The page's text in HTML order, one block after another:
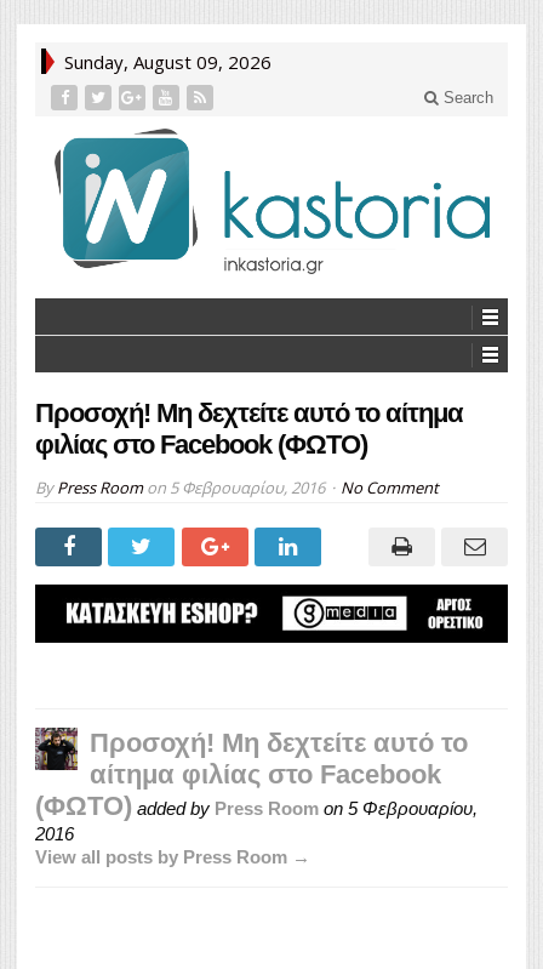
Sunday, August 09, 2026
Search
Προσοχή! Μη δεχτείτε αυτό το αίτημα
φιλίας στο Facebook (ΦΩΤΟ)
ByPress Roomon 5 Φεβρουαρίου, 2016 No Comment
Προσοχή! Μη δεχτείτε αυτό το
αίτημα φιλίας στο Facebook
(ΦΩΤΟ) added by Press Room on 5 Φεβρουαρίου,
2016
View all posts by Press Room →